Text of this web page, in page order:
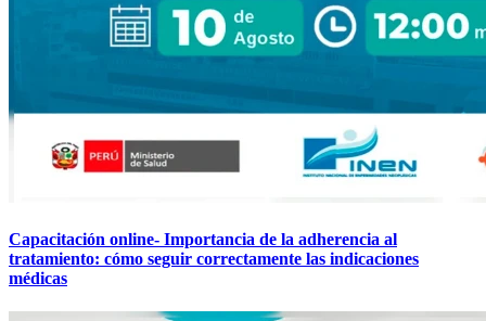
Capacitación online- Importancia de la adherencia al
tratamiento: cómo seguir correctamente las indicaciones
médicas